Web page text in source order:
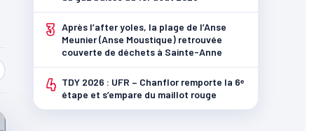
3 Après l’after yoles, la plage de l’Anse
Meunier (Anse Moustique) retrouvée
couverte de déchets à Sainte-Anne
4 TDY 2026 : UFR – Chanflor remporte la 6ᵉ
étape et s’empare du maillot rouge